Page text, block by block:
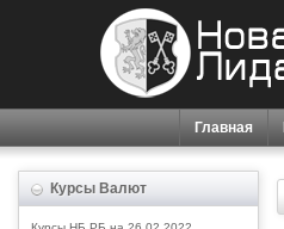
Главная
Курсы Валют